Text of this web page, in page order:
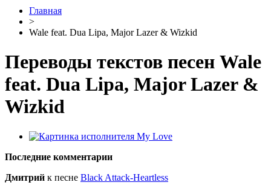
Главная
>
Wale feat. Dua Lipa, Major Lazer & Wizkid
Переводы текстов песен Wale
feat. Dua Lipa, Major Lazer &
Wizkid
My Love
Последние комментарии
Дмитрий к песне Black Attack-Heartless